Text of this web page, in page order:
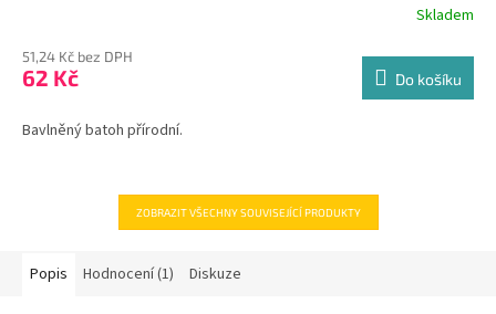
produktu
je
z
Skladem
51,24 Kč bez DPH
62 Kč Do košíku
Bavlněný batoh přírodní.
ZOBRAZIT VŠECHNY SOUVISEJÍCÍ PRODUKTY
Popis Hodnocení (1) Diskuze